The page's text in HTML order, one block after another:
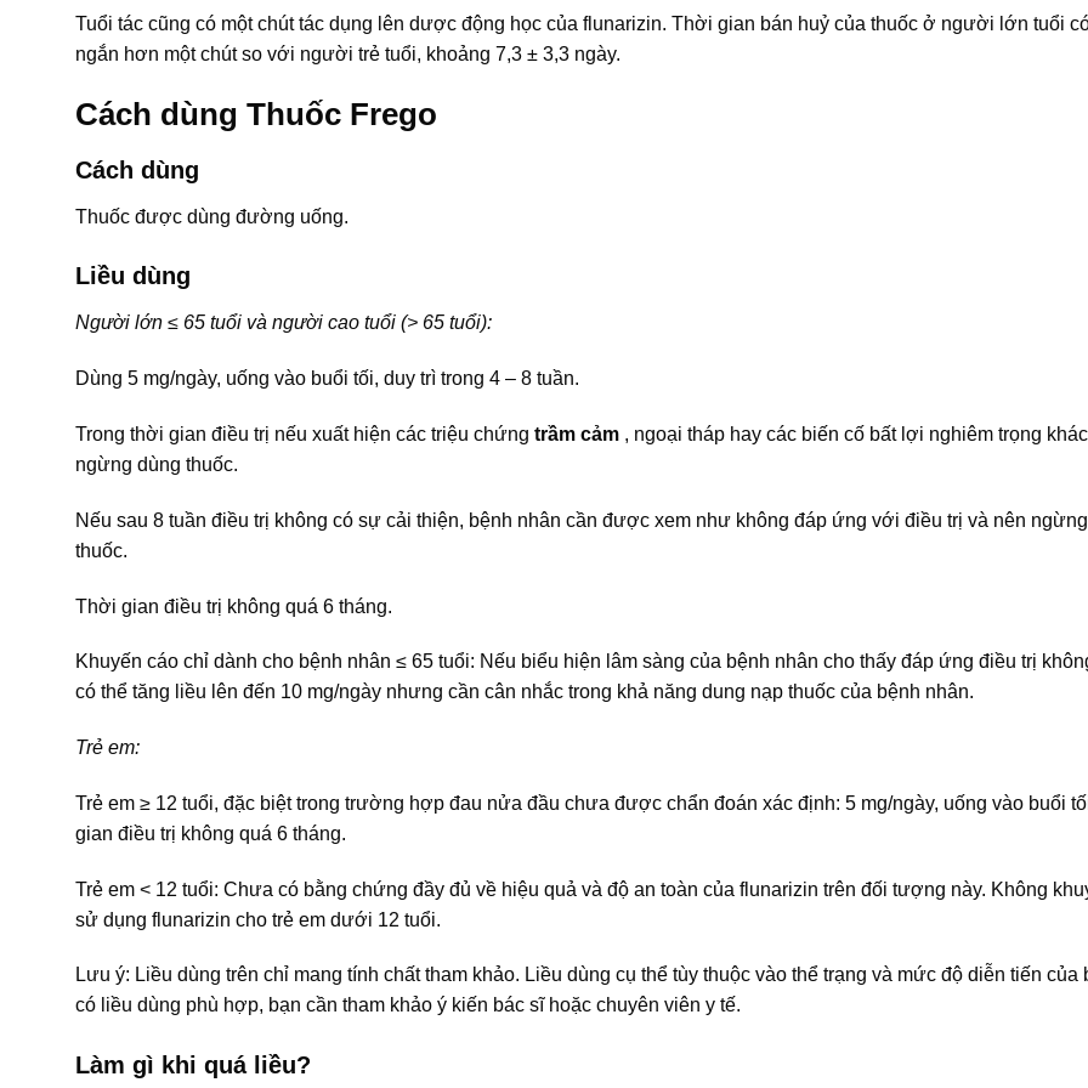
Tuổi tác cũng có một chút tác dụng lên dược động học của flunarizin. Thời gian bán huỷ của thuốc ở người lớn tuổi
ngắn hơn một chút so với người trẻ tuổi, khoảng 7,3 ± 3,3 ngày.
Cách dùng Thuốc Frego
Cách dùng
Thuốc được dùng đường uống.
Liều dùng
Người lớn ≤ 65 tuổi và người cao tuổi (> 65 tuổi):
Dùng 5 mg/ngày, uống vào buổi tối, duy trì trong 4 – 8 tuần.
Trong thời gian điều trị nếu xuất hiện các triệu chứng trầm cảm , ngoại tháp hay các biến cố bất lợi nghiêm trọng
ngừng dùng thuốc.
Nếu sau 8 tuần điều trị không có sự cải thiện, bệnh nhân cần được xem như không đáp ứng với điều trị và nên
thuốc.
Thời gian điều trị không quá 6 tháng.
Khuyến cáo chỉ dành cho bệnh nhân ≤ 65 tuổi: Nếu biểu hiện lâm sàng của bệnh nhân cho thấy đáp ứng điều trị
có thể tăng liều lên đến 10 mg/ngày nhưng cần cân nhắc trong khả năng dung nạp thuốc của bệnh nhân.
Trẻ em:
Trẻ em ≥ 12 tuổi, đặc biệt trong trường hợp đau nửa đầu chưa được chẩn đoán xác định: 5 mg/ngày, uống vào buổi
gian điều trị không quá 6 tháng.
Trẻ em < 12 tuổi: Chưa có bằng chứng đầy đủ về hiệu quả và độ an toàn của flunarizin trên đối tượng này. Không
sử dụng flunarizin cho trẻ em dưới 12 tuổi.
Lưu ý: Liều dùng trên chỉ mang tính chất tham khảo. Liều dùng cụ thể tùy thuộc vào thể trạng và mức độ diễn tiến của
có liều dùng phù hợp, bạn cần tham khảo ý kiến bác sĩ hoặc chuyên viên y tế.
Làm gì khi quá liều?